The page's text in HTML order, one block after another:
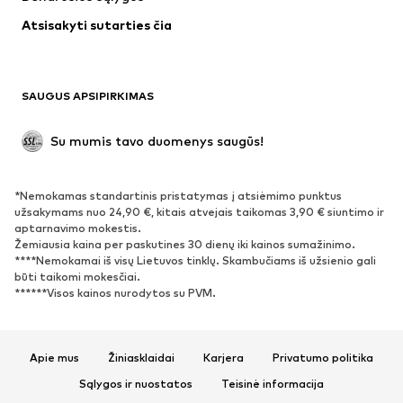
Apatiniai
Paltai
Proginiai
Išskirtiniai
BATAI
Naujienos
Sportbačiai
Aulinukai
Batai su kulniukais
Auliniai batai
Įsispiriami bateliai
Šlepetės
Atsisakyti sutarties čia
SAUGUS APSIPIRKIMAS
Su mumis tavo duomenys saugūs!
*Nemokamas standartinis pristatymas į atsiėmimo punktus
užsakymams nuo 24,90 €, kitais atvejais taikomas 3,90 € siuntimo ir
aptarnavimo mokestis.
Žemiausia kaina per paskutines 30 dienų iki kainos sumažinimo.
****Nemokamai iš visų Lietuvos tinklų. Skambučiams iš užsienio gali
būti taikomi mokesčiai.
******Visos kainos nurodytos su PVM.
Apie mus Žiniasklaidai Karjera
Privatumo politika
Sąlygos ir nuostatos
Teisinė informacija